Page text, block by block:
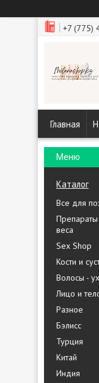
+7 (775)
Главная
Каталог
Все для
веса
Sex Shop
Кости и
Волосы -
Лицо и
Разное
Бэлисс
Турция
Китай
Индия